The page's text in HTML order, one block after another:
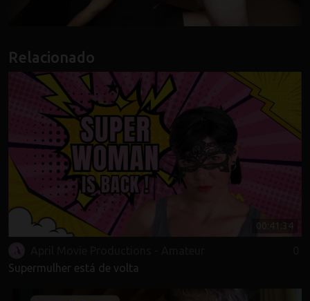
Relacionado
00:41:34
Supermulher está de volta